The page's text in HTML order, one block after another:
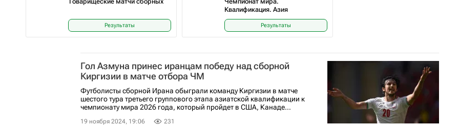
Результаты
Квалификация. Азия
Результаты
Гол Азмуна принес иранцам победу над сборной
Киргизии в матче отбора ЧМ
Футболисты сборной Ирана обыграли команду Киргизии в матче
шестого тура третьего группового этапа азиатской квалификации к
чемпионату мира 2026 года, который пройдет в США, Канаде...
19 ноября 2024, 19:06 231